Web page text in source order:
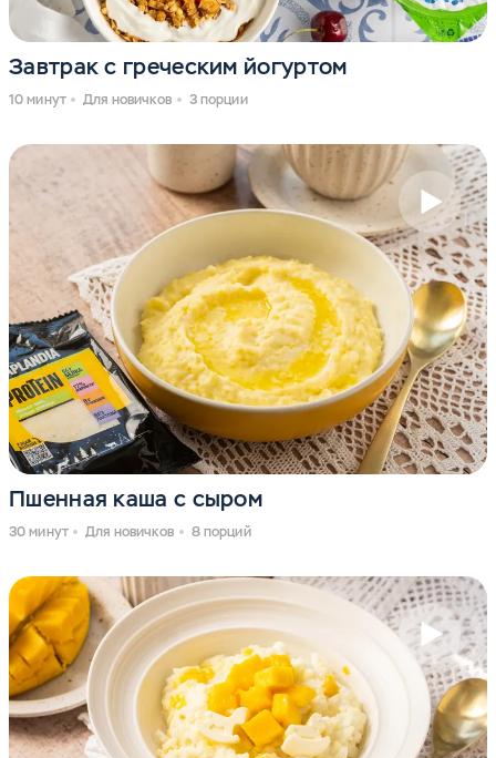
Завтрак с греческим йогуртом
10 минут Для новичков 3 порции
Пшенная каша с сыром
30 минут Для новичков 8 порций